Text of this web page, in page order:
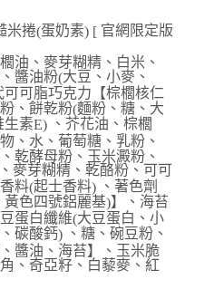
米捲(蛋奶素) [ 官網限定版
油、麥芽糊精、白米、
醬油粉(大豆、小麥、
可可脂巧克力【棕櫚核仁
、餅乾粉(麵粉、糖、大
生素E) 、芥花油、棕櫚
、水、葡萄糖、乳粉、
乾酵母粉、玉米澱粉、
、麥芽糊精、乾酪粉、可可
料(起士香料) 、著色劑
黃色四號鋁麗基)】、海苔
蛋白纖維(大豆蛋白、小
碳酸鈣) 、糖、碗豆粉、
醬油、海苔】、玉米脆
、奇亞籽、白藜麥、紅